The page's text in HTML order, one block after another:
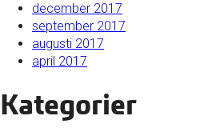
december 2017
september 2017
augusti 2017
april 2017
Kategorier